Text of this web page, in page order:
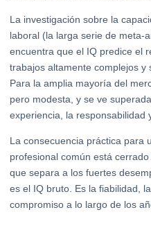
La investigación sobre la
laboral (la larga serie de meta-
encuentra que el IQ predice el
trabajos altamente complejos y
Para la amplia mayoría del
pero modesta, y se ve
experiencia, la responsabilidad
La consecuencia práctica para
profesional común está
que separa a los fuertes
es el IQ bruto. Es la fiabilidad,
compromiso a lo largo de los